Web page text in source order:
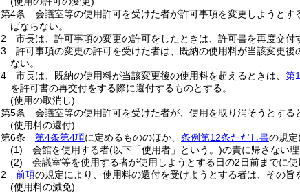
第4条
会議室等の使用許可を受けた者が許可事項を変更しようと
ばならない。
2
市長は、許可事項の変更の許可をしたときは、許可書を再度交付
3
許可事項の変更の許可を受けた者は、既納の使用料が当該変更
ない。
4
市長は、既納の使用料が当該変更後の使用料を超えるときは、 第
を許可書の再交付をする際に還付するものとする。
(使用の取消し)
第5条
会議室等の使用許可を受けた者が、使用を取り消そうとす
(使用料の還付)
第6条
第4条第4項に定めるもののほか、 条例第12条ただし書の規定
(1)
会館を使用する者(以下「使用者」という。)の責に帰さない
(2)
会議室等を使用する者が使用しようとする日の2日前までに使
2
前項の規定により、使用料の還付を受けようとする者は、その旨
(使用料の減免)